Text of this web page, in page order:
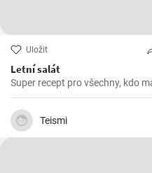
Uložit
Letní salát
Super recept pro všechny, kdo
Teismi